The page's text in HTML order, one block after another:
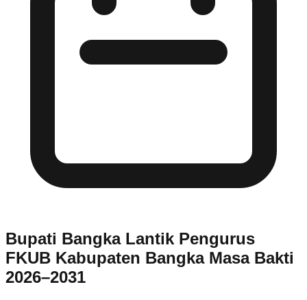
Bupati Bangka Lantik Pengurus
FKUB Kabupaten Bangka Masa Bakti
2026–2031